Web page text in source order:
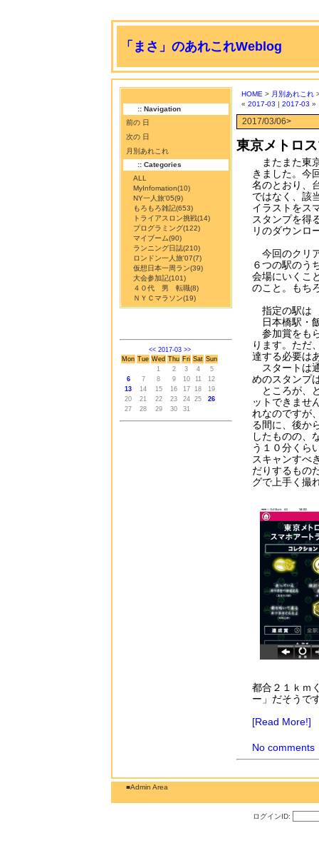
「まさ」のあれこれWeblog
:: Navigation
前の 日
次の 日
月別あれこれ
:: Categories
ALL
MyInfomation(10)
NY一人旅'05(9)
もろもろ雑記(653)
トライアスロン挑戦(14)
プログラミング(122)
マイブーム(90)
ランニング日誌(210)
ロンドン一人旅'07(7)
仮想日本一周ラン(39)
大会参加記(101)
４０代 男 転職(8)
ＮＹＣマラソン(19)
<< 2017-03 >>
Mon Tue Wed Thu Fri Sat Sun
1
2 3 4
5
6
7 8 9 10 11
12
13
14 15 16 17 18
19
20
21 22 23 24 25
26
27
28 29 30 31
HOME > 月別あれこれ
« 2017-03 | 2017-03 »
2017/03/06>
東京メトロ
またまた東
きました。今
名のとおり、
ではなく、該
イラストをス
スタンプを得
リのダウンロ
今回のクリ
６つの駅のう
会場にいくこ
のこと。もち
指定の駅は
日本橋駅・
参加賞をも
ります。ただ
達する必要は
スタートは
めのスタンプ
ところが、
ットできませ
れなのですが
る間に、後か
したものの、
う１０分くら
スキャンすべ
だりするもの
グで上手く撮
都合２１ｋｍ
ー」だそうで
[Read More!]
No comments
■Admin Area
ログインID: